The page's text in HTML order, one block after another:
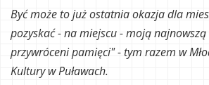
Być może to już ostatnia okazja dla
pozyskać - na miejscu - moją najnowszą
przywróceni pamięci" - tym razem w
Kultury w Puławach.